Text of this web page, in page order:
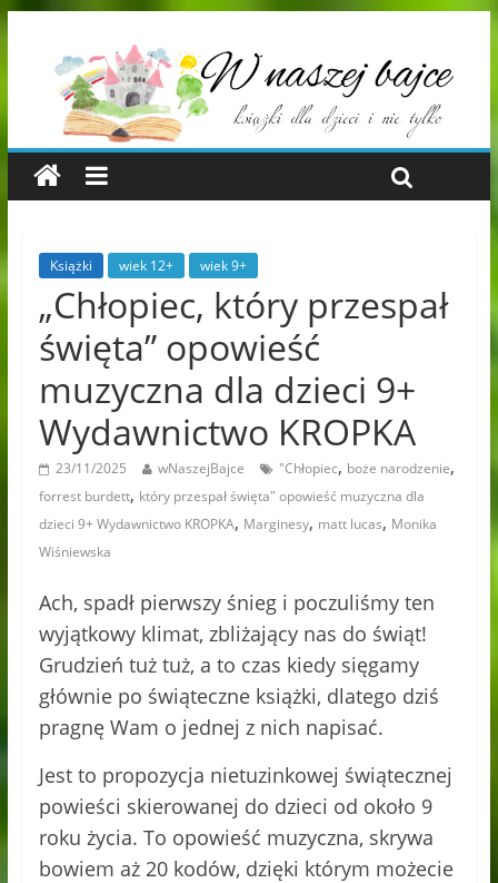
Książki wiek 12+ wiek 9+
„Chłopiec, który przespał
święta” opowieść
muzyczna dla dzieci 9+
Wydawnictwo KROPKA
23/11/2025 wNaszejBajce "Chłopiec, boże narodzenie,
forrest burdett, który przespał święta" opowieść muzyczna dla
dzieci 9+ Wydawnictwo KROPKA, Marginesy, matt lucas, Monika
Wiśniewska
Ach, spadł pierwszy śnieg i poczuliśmy ten
wyjątkowy klimat, zbliżający nas do świąt!
Grudzień tuż tuż, a to czas kiedy sięgamy
głównie po świąteczne książki, dlatego dziś
pragnę Wam o jednej z nich napisać.
Jest to propozycja nietuzinkowej świątecznej
powieści skierowanej do dzieci od około 9
roku życia. To opowieść muzyczna, skrywa
bowiem aż 20 kodów, dzięki którym możecie